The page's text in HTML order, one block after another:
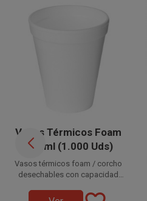
Vasos Térmicos Foam
230 ml (1.000 Uds)
Vasos térmicos foam / corcho
desechables con capacidad
vaso de EPS, vaso de foam o
de 1.000 unidades, distribuidas